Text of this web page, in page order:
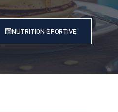
NUTRITION SPORTIVE